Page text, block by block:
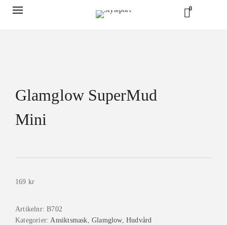
0
Glamglow SuperMud
Mini
169 kr
Artikelnr:B702
Kategorier:Ansiktsmask,Glamglow,Hudvård